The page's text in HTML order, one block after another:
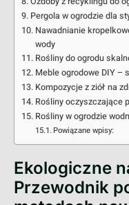
Pergola w ogrodzie dla
Nawadnianie
wody
Rośliny do ogrodu
Meble ogrodowe DIY –
Kompozycje z ziół na
Rośliny oczyszczające
Rośliny w ogrodzie
Powiązane wpisy:
Ekologiczne
Przewodnik